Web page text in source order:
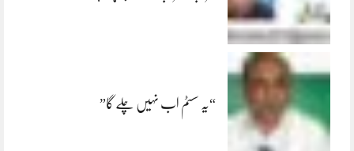
“یہ سسٹم اب نہیں چلے گا”